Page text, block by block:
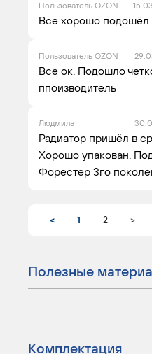
Пользователь OZON
Все хорошо подошёл
Пользователь OZON
Все ок. Подошло
ппоизводитель
Людмила
Радиатор пришёл в
Хорошо упакован.
Форестер 3го
< 1 2 >
Полезные
Комплектация